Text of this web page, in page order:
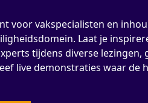
voor vakspecialisten en
Laat je
tijdens diverse lezingen,
live demonstraties waar de